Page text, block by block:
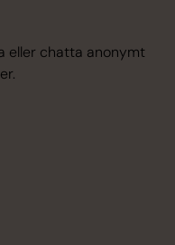
eller chatta anonymt